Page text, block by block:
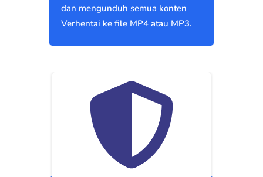
dan mengunduh semua konten
Verhentai ke file MP4 atau MP3.